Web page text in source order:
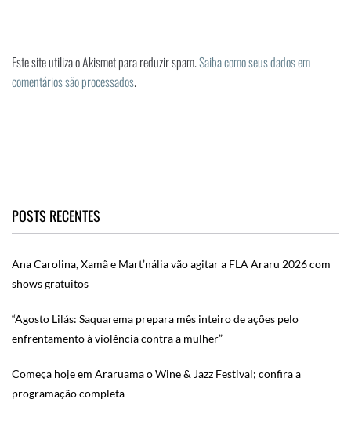
Este site utiliza o Akismet para reduzir spam.Saiba como seus dados em
comentários são processados.
POSTS RECENTES
Ana Carolina, Xamã e Mart’nália vão agitar a FLA Araru 2026 com
shows gratuitos
“Agosto Lilás: Saquarema prepara mês inteiro de ações pelo
enfrentamento à violência contra a mulher”
Começa hoje em Araruama o Wine & Jazz Festival; confira a
programação completa